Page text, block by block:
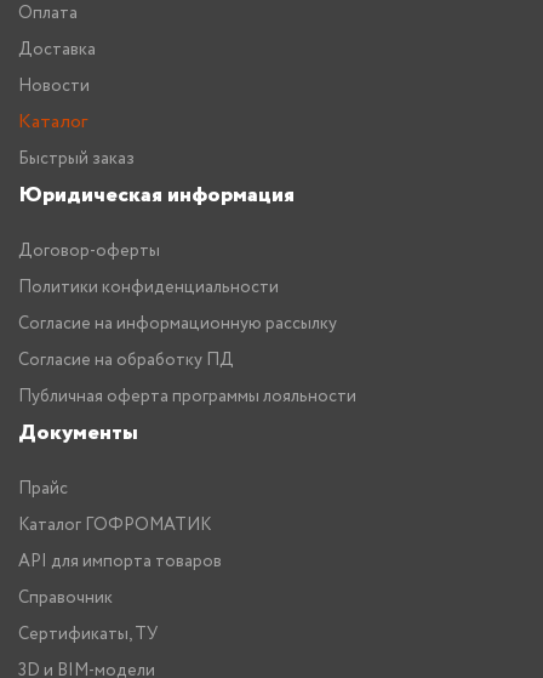
Оплата
Доставка
Новости
Каталог
Быстрый заказ
Юридическая информация
Договор-оферты
Политики конфиденциальности
Согласие на информационную рассылку
Согласие на обработку ПД
Публичная оферта программы лояльности
Документы
Прайс
Каталог ГОФРОМАТИК
API для импорта товаров
Справочник
Сертификаты, ТУ
3D и BIM-модели